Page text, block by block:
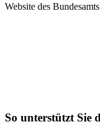
Website des
So unterstützt Sie